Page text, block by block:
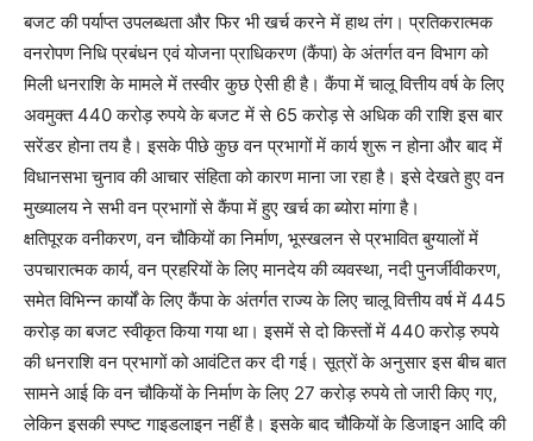
बजट की पर्याप्त उपलब्धता और फिर भी खर्च करने में हाथ तंग। प्रतिकरात्मक
वनरोपण निधि प्रबंधन एवं योजना प्राधिकरण (कैंपा) के अंतर्गत वन विभाग को
मिली धनराशि के मामले में तस्वीर कुछ ऐसी ही है। कैंपा में चालू वित्तीय वर्ष के लिए
अवमुक्त 440 करोड़ रुपये के बजट में से 65 करोड़ से अधिक की राशि इस बार
सरेंडर होना तय है। इसके पीछे कुछ वन प्रभागों में कार्य शुरू न होना और बाद में
विधानसभा चुनाव की आचार संहिता को कारण माना जा रहा है। इसे देखते हुए वन
मुख्यालय ने सभी वन प्रभागों से कैंपा में हुए खर्च का ब्योरा मांगा है।
क्षतिपूरक वनीकरण, वन चौकियों का निर्माण, भूस्खलन से प्रभावित बुग्यालों में
उपचारात्मक कार्य, वन प्रहरियों के लिए मानदेय की व्यवस्था, नदी पुनर्जीवीकरण,
समेत विभिन्न कार्यों के लिए कैंपा के अंतर्गत राज्य के लिए चालू वित्तीय वर्ष में 445
करोड़ का बजट स्वीकृत किया गया था। इसमें से दो किस्तों में 440 करोड़ रुपये
की धनराशि वन प्रभागों को आवंटित कर दी गई। सूत्रों के अनुसार इस बीच बात
सामने आई कि वन चौकियों के निर्माण के लिए 27 करोड़ रुपये तो जारी किए गए,
लेकिन इसकी स्पष्ट गाइडलाइन नहीं है। इसके बाद चौकियों के डिजाइन आदि की